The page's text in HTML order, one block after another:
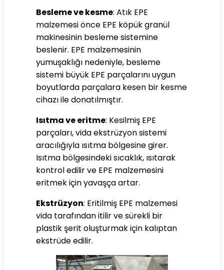
Besleme ve kesme: Atık EPE
malzemesi önce EPE köpük granül
makinesinin besleme sistemine
beslenir. EPE malzemesinin
yumuşaklığı nedeniyle, besleme
sistemi büyük EPE parçalarını uygun
boyutlarda parçalara kesen bir kesme
cihazı ile donatılmıştır.
Isıtma ve eritme: Kesilmiş EPE
parçaları, vida ekstrüzyon sistemi
aracılığıyla ısıtma bölgesine girer.
Isıtma bölgesindeki sıcaklık, ısıtarak
kontrol edilir ve EPE malzemesini
eritmek için yavaşça artar.
Ekstrüzyon: Eritilmiş EPE malzemesi
vida tarafından itilir ve sürekli bir
plastik şerit oluşturmak için kalıptan
ekstrüde edilir.